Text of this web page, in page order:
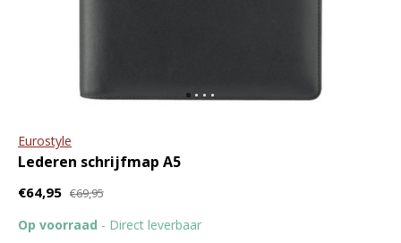
GreenBurry
Leren riem met
Eurostyle
Lederen schrijfmap A5
€64,95 €69,95
Op voorraad - Direct leverbaar